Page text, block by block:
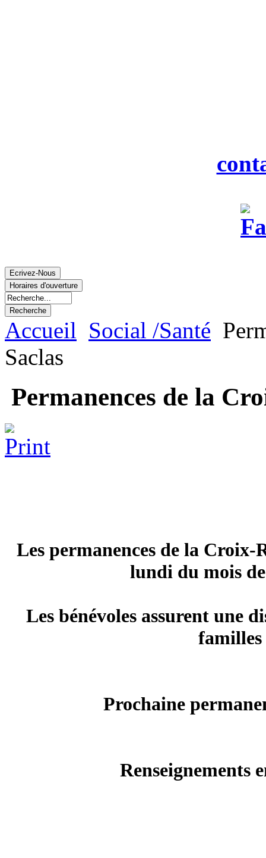
Accueil Social /Santé
Saclas
Permanences de la
Les permanences de la Croix-
lundi du mois
Les bénévoles assurent une
familles
Prochaine
Renseignements